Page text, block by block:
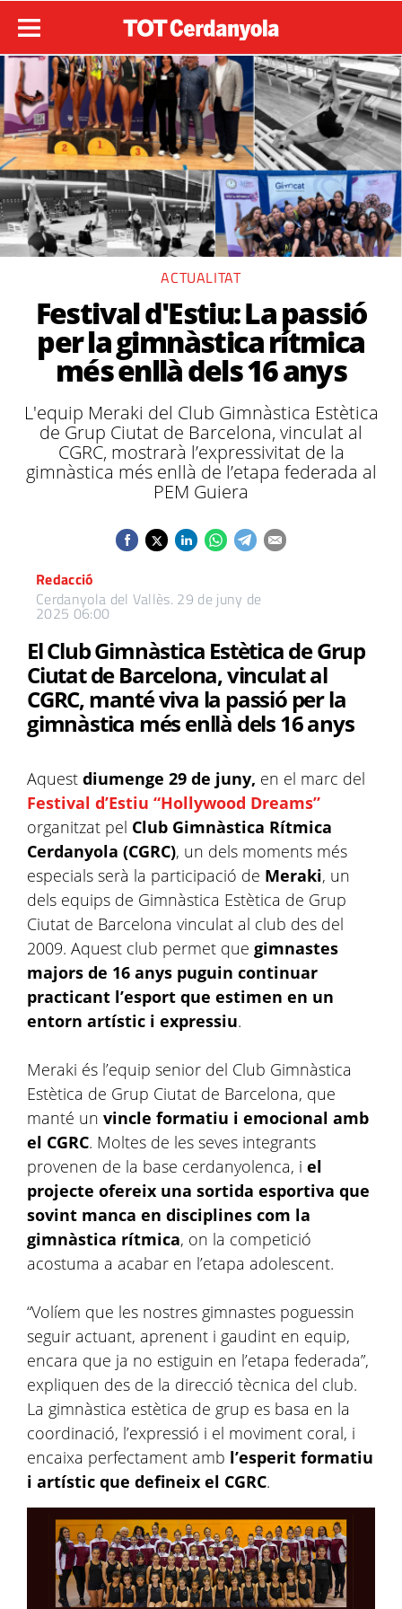
ACTUALITAT
Festival d'Estiu: La passió
per la gimnàstica rítmica
més enllà dels 16 anys
L'equip Meraki del Club Gimnàstica Estètica
de Grup Ciutat de Barcelona, vinculat al
CGRC, mostrarà l’expressivitat de la
gimnàstica més enllà de l’etapa federada al
PEM Guiera
Redacció
Cerdanyola del Vallès. 29 de juny de
2025 06:00
El Club Gimnàstica Estètica de Grup
Ciutat de Barcelona, vinculat al
CGRC, manté viva la passió per la
gimnàstica més enllà dels 16 anys
Aquest diumenge 29 de juny, en el marc del
Festival d’Estiu “Hollywood Dreams”
organitzat pel Club Gimnàstica Rítmica
Cerdanyola (CGRC), un dels moments més
especials serà la participació de Meraki, un
dels equips de Gimnàstica Estètica de Grup
Ciutat de Barcelona vinculat al club des del
2009. Aquest club permet que gimnastes
majors de 16 anys puguin continuar
practicant l’esport que estimen en un
entorn artístic i expressiu.
Meraki és l’equip senior del Club Gimnàstica
Estètica de Grup Ciutat de Barcelona, que
manté un vincle formatiu i emocional amb
el CGRC. Moltes de les seves integrants
provenen de la base cerdanyolenca, i el
projecte ofereix una sortida esportiva que
sovint manca en disciplines com la
gimnàstica rítmica, on la competició
acostuma a acabar en l’etapa adolescent.
“Volíem que les nostres gimnastes poguessin
seguir actuant, aprenent i gaudint en equip,
encara que ja no estiguin en l’etapa federada”,
expliquen des de la direcció tècnica del club.
La gimnàstica estètica de grup es basa en la
coordinació, l’expressió i el moviment coral, i
encaixa perfectament amb l’esperit formatiu
i artístic que defineix el CGRC.